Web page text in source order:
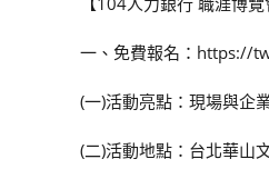
一、免費報名：https://
(一)活動亮點：現場與企
(二)活動地點：台北華山